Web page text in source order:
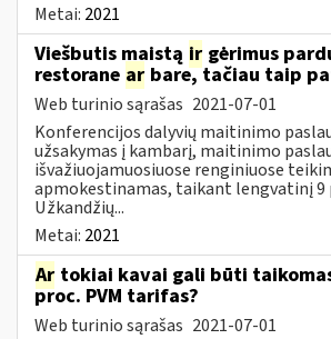
Metai: 2021
Viešbutis maistą ir gėrimus
restorane ar bare, tačiau taip
Web turinio sąrašas 2021-07-01
Konferencijos dalyvių maitinimo
užsakymas į kambarį, maitinimo
išvažiuojamuosiuose renginiuose
apmokestinamas, taikant lengvatinį 9
Užkandžių...
Metai: 2021
Ar tokiai kavai gali būti
proc. PVM tarifas?
Web turinio sąrašas 2021-07-01